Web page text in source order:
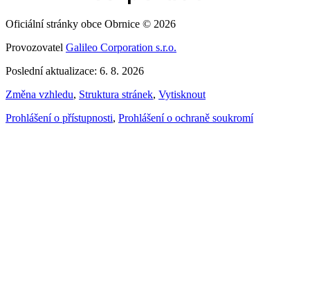
Oficiální stránky obce Obrnice © 2026
Provozovatel Galileo Corporation s.r.o.
Poslední aktualizace: 6. 8. 2026
Změna vzhledu, Struktura stránek, Vytisknout
Prohlášení o přístupnosti, Prohlášení o ochraně soukromí